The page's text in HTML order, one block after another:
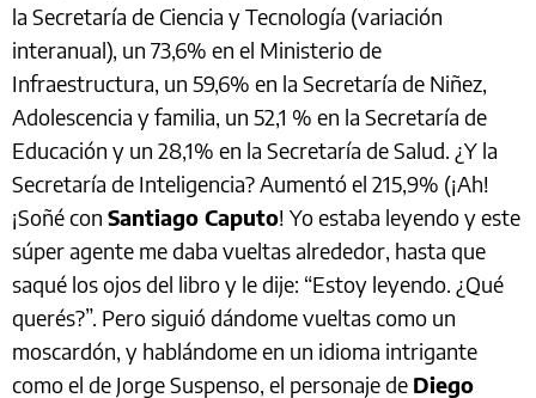
la Secretaría de Ciencia y Tecnología (variación
interanual), un 73,6% en el Ministerio de
Infraestructura, un 59,6% en la Secretaría de Niñez,
Adolescencia y familia, un 52,1 % en la Secretaría de
Educación y un 28,1% en la Secretaría de Salud. ¿Y la
Secretaría de Inteligencia? Aumentó el 215,9% (¡Ah!
¡Soñé con Santiago Caputo! Yo estaba leyendo y este
súper agente me daba vueltas alrededor, hasta que
saqué los ojos del libro y le dije: “Estoy leyendo. ¿Qué
querés?”. Pero siguió dándome vueltas como un
moscardón, y hablándome en un idioma intrigante
como el de Jorge Suspenso, el personaje de Diego